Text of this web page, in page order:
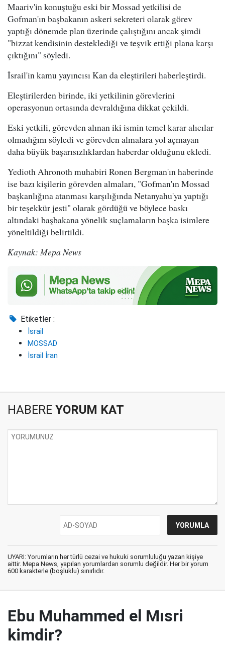
Maariv'in konuştuğu eski bir Mossad yetkilisi de
Gofman'ın başbakanın askeri sekreteri olarak görev
yaptığı dönemde plan üzerinde çalıştığını ancak şimdi
"bizzat kendisinin desteklediği ve teşvik ettiği plana karşı
çıktığını" söyledi.
İsrail'in kamu yayıncısı Kan da eleştirileri haberleştirdi.
Eleştirilerden birinde, iki yetkilinin görevlerini
operasyonun ortasında devraldığına dikkat çekildi.
Eski yetkili, görevden alınan iki ismin temel karar alıcılar
olmadığını söyledi ve görevden almalara yol açmayan
daha büyük başarısızlıklardan haberdar olduğunu ekledi.
Yedioth Ahronoth muhabiri Ronen Bergman'ın haberinde
ise bazı kişilerin görevden almaları, "Gofman'ın Mossad
başkanlığına atanması karşılığında Netanyahu'ya yaptığı
bir teşekkür jesti" olarak gördüğü ve böylece baskı
altındaki başbakana yönelik suçlamaların başka isimlere
yöneltildiği belirtildi.
Kaynak: Mepa News
Etiketler :
İsrail
MOSSAD
İsrail İran
HABERE YORUM KAT
UYARI: Yorumların her türlü cezai ve hukuki sorumluluğu yazan kişiye
aittir. Mepa News, yapılan yorumlardan sorumlu değildir. Her bir yorum
600 karakterle (boşluklu) sınırlıdır.
Ebu Muhammed el Mısri
kimdir?